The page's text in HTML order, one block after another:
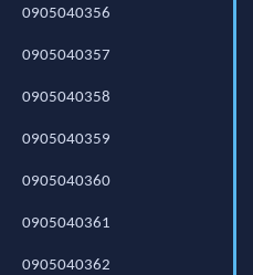
0905040356
0905040357
0905040358
0905040359
0905040360
0905040361
0905040362